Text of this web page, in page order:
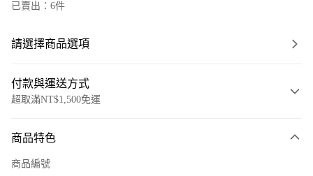
已賣出：6件
請選擇商品選項
付款與運送方式
超取滿NT$1,500免運
信用卡一次付款
商品特色
商品編號